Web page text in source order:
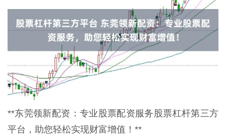
**东莞领新配资：专业股票配资服务股票杠杆第三方
平台，助您轻松实现财富增值！**